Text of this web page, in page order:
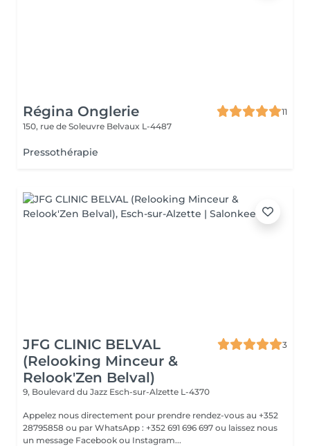
Régina Onglerie
11
150, rue de Soleuvre Belvaux L-4487
Pressothérapie
JFG CLINIC BELVAL
(Relooking Minceur &
Relook'Zen Belval)
3
9, Boulevard du Jazz Esch-sur-Alzette L-4370
Appelez nous directement pour prendre rendez-vous au +352
28795858 ou par WhatsApp : +352 691 696 697 ou laissez nous
un message Facebook ou Instagram...